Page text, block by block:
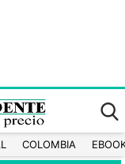
COLOMBIA